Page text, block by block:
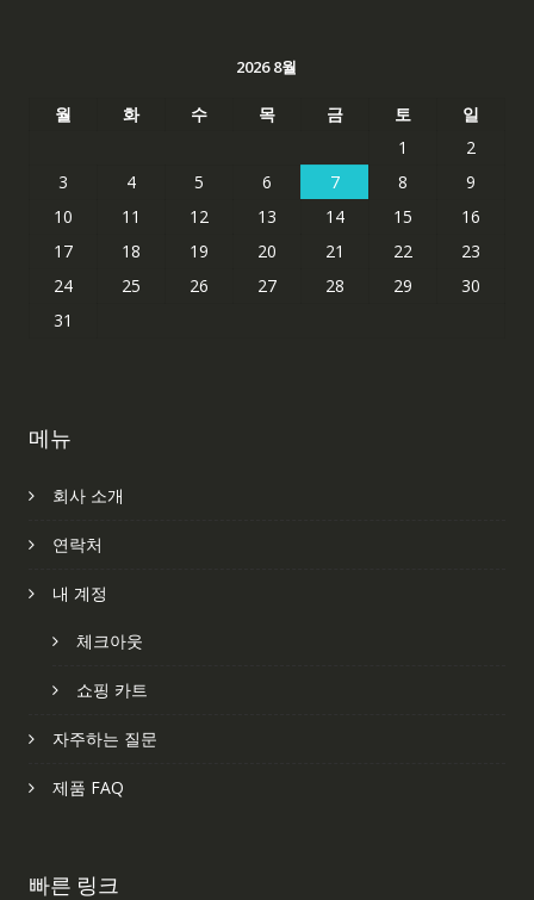
2026 8월
월 화 수 목 금 토
일
1
2
3
4 5 6 7 8
9
10
11 12 13 14 15
16
17
18 19 20 21 22
23
24
25 26 27 28 29
30
31
메뉴
회사 소개
연락처
내 계정
체크아웃
쇼핑 카트
자주하는 질문
제품 FAQ
빠른 링크